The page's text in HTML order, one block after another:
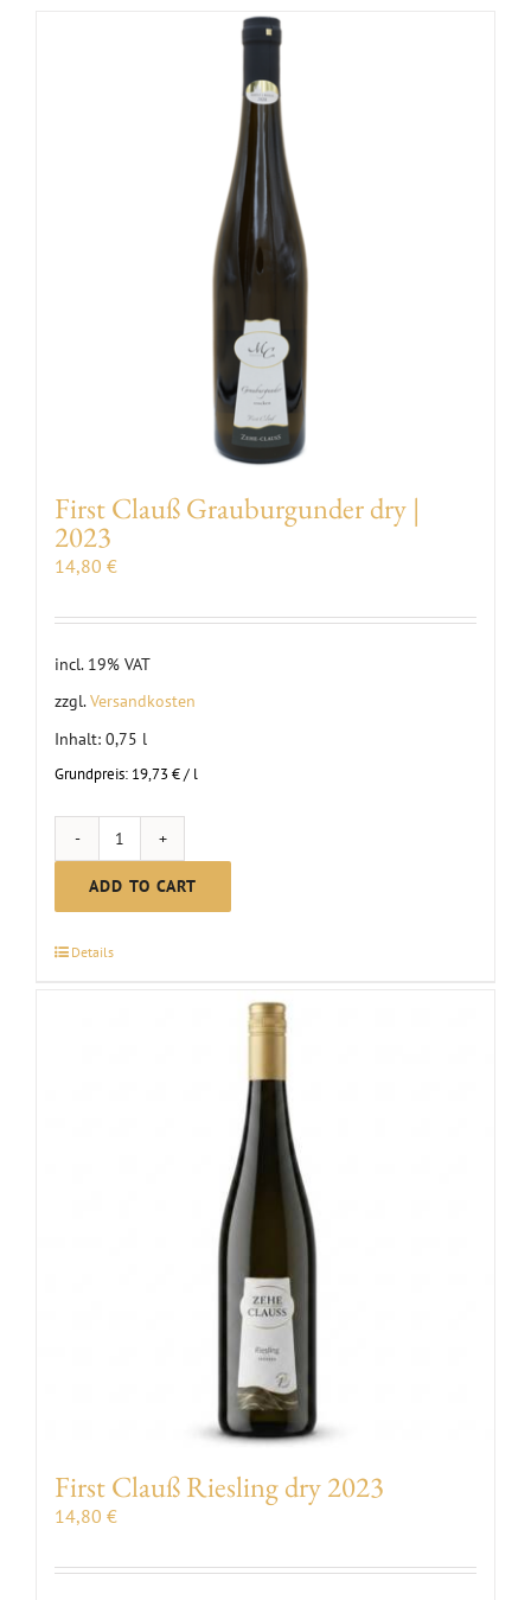
EVENTS
AWARDS
CONTACT | OPENING HOURS
First Clauß Grauburgunder dry |
2023
14,80 €
incl. 19% VAT
zzgl.Versandkosten
Inhalt: 0,75 l
Grundpreis: 19,73 €/ l
First
Clauß
Grauburgunder
ADD TO CART
Details
First Clauß Riesling dry 2023
14,80 €